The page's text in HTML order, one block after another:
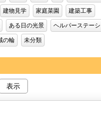
建物見学 家庭菜園 建築工事
ある日の光景 ヘルパーステー
の輪 未分類